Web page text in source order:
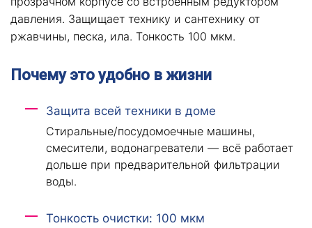
давления. Защищает технику и сантехнику от
ржавчины, песка, ила. Тонкость 100 мкм.
Почему это удобно в жизни
Защита всей техники в доме
Стиральные/посудомоечные машины,
смесители, водонагреватели — всё работает
дольше при предварительной фильтрации
воды.
Тонкость очистки: 100 мкм